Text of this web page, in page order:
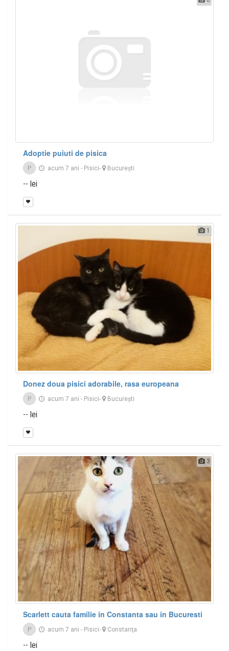
Adoptie puiuti de pisica
P acum 7 ani - Pisici- București
-- lei
1
Donez doua pisici adorabile, rasa europeana
P acum 7 ani - Pisici- București
-- lei
3
Scarlett cauta familie in Constanta sau in Bucuresti
P acum 7 ani - Pisici- Constanţa
-- lei